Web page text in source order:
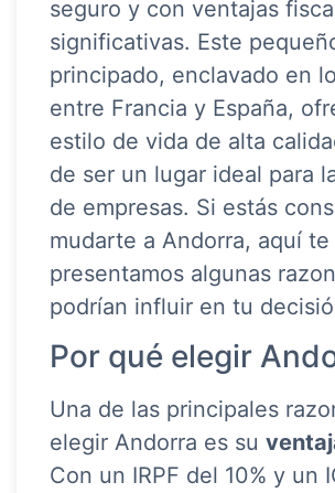
seguro y con ventajas
significativas. Este
principado, enclavado en
entre Francia y España,
estilo de vida de alta
de ser un lugar ideal para
de empresas. Si estás
mudarte a Andorra, aquí te
presentamos algunas
podrían influir en tu
Por qué elegir
Una de las principales
elegir Andorra es su
Con un IRPF del 10% y un